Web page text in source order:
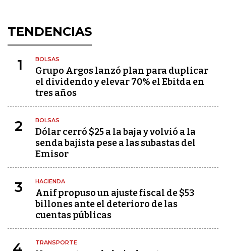
TENDENCIAS
1 BOLSAS
Grupo Argos lanzó plan para duplicar
el dividendo y elevar 70% el Ebitda en
tres años
2 BOLSAS
Dólar cerró $25 a la baja y volvió a la
senda bajista pese a las subastas del
Emisor
3 HACIENDA
Anif propuso un ajuste fiscal de $53
billones ante el deterioro de las
cuentas públicas
TRANSPORTE